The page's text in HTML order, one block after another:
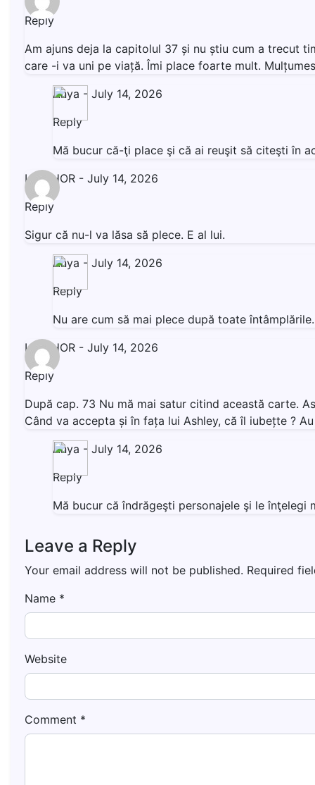
Reply
Am ajuns deja la capitolul 37 și nu știu cum a trecut
care -i va uni pe viață. Îmi place foarte mult.
Anya - July 14, 2026
Reply
Mă bucur că-ţi place şi că ai reuşit să citeşti în
LIVISHOR - July 14, 2026
Reply
Sigur că nu-l va lăsa să plece. E al lui.
Anya - July 14, 2026
Reply
Nu are cum să mai plece după toate
LIVISHOR - July 14, 2026
Reply
După cap. 73 Nu mă mai satur citind această carte.
Când va accepta și în fața lui Ashley, că îl iubețte ?
Anya - July 14, 2026
Reply
Mă bucur că îndrăgeşti personajele şi le
Leave a Reply
Your email address will not be published. Required
Name *
Website
Comment *